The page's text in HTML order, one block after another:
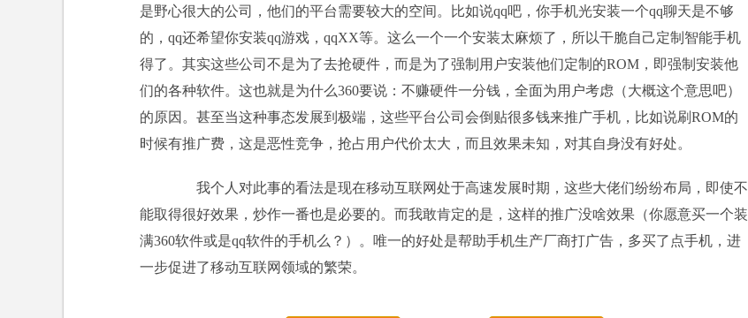
是野心很大的公司，他们的平台需要较大的空间。比如说qq吧，你手机光安装一个qq聊天是不够
的，qq还希望你安装qq游戏，qqXX等。这么一个一个安装太麻烦了，所以干脆自己定制智能手机
得了。其实这些公司不是为了去抢硬件，而是为了强制用户安装他们定制的ROM，即强制安装他
们的各种软件。这也就是为什么360要说：不赚硬件一分钱，全面为用户考虑（大概这个意思吧）
的原因。甚至当这种事态发展到极端，这些平台公司会倒贴很多钱来推广手机，比如说刷ROM的
时候有推广费，这是恶性竞争，抢占用户代价太大，而且效果未知，对其自身没有好处。
我个人对此事的看法是现在移动互联网处于高速发展时期，这些大佬们纷纷布局，即使不
能取得很好效果，炒作一番也是必要的。而我敢肯定的是，这样的推广没啥效果（你愿意买一个装
满360软件或是qq软件的手机么？）。唯一的好处是帮助手机生产厂商打广告，多买了点手机，进
一步促进了移动互联网领域的繁荣。